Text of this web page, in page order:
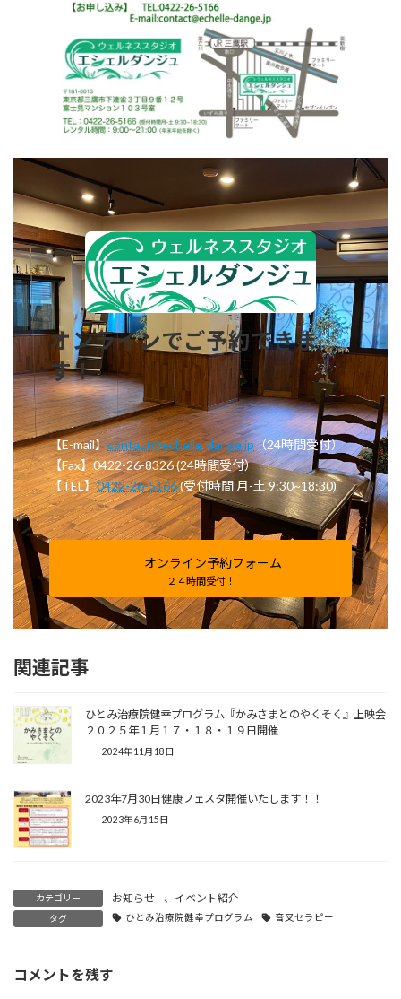
オンラインでご予約できま
す！
【E-mail】contact@echelle-dange.jp（24時間受付）
【Fax】0422-26-8326 (24時間受付）
【TEL】0422-26-5166(受付時間 月-土 9:30~18:30)
オンライン予約フォーム
２４時間受付！
関連記事
ひとみ治療院健幸プログラム『かみさまとのやくそく』上映会
２０２５年１月１７・１８・１９日開催
2024年11月18日
2023年7月30日健康フェスタ開催いたします！！
2023年6月15日
カテゴリー お知らせ 、 イベント紹介
タグ ひとみ治療院健幸プログラム 音叉セラピー
コメントを残す